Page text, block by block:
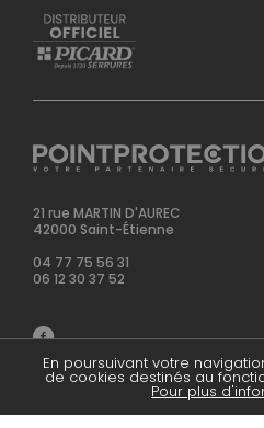
21 rue MARTIN D'AUREC
42000 Saint-Étienne
04 77 75 56 31
06 12 30 37 52
En poursuivant votre
de cookies destinés au
Pour plus